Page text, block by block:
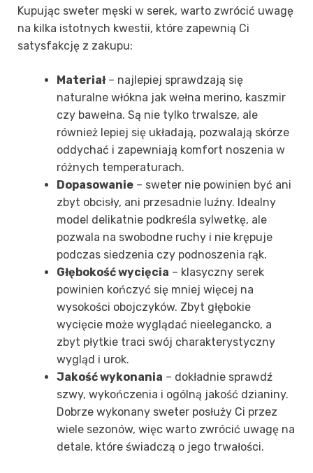
Kupując sweter męski w serek, warto zwrócić uwagę
na kilka istotnych kwestii, które zapewnią Ci
satysfakcję z zakupu:
Materiał– najlepiej sprawdzają się
naturalne włókna jak wełna merino, kaszmir
czy bawełna. Są nie tylko trwalsze, ale
również lepiej się układają, pozwalają skórze
oddychać i zapewniają komfort noszenia w
różnych temperaturach.
Dopasowanie – sweter nie powinien być ani
zbyt obcisły, ani przesadnie luźny. Idealny
model delikatnie podkreśla sylwetkę, ale
pozwala na swobodne ruchy i nie krępuje
podczas siedzenia czy podnoszenia rąk.
Głębokość wycięcia – klasyczny serek
powinien kończyć się mniej więcej na
wysokości obojczyków. Zbyt głębokie
wycięcie może wyglądać nieelegancko, a
zbyt płytkie traci swój charakterystyczny
wygląd i urok.
Jakość wykonania – dokładnie sprawdź
szwy, wykończenia i ogólną jakość dzianiny.
Dobrze wykonany sweter posłuży Ci przez
wiele sezonów, więc warto zwrócić uwagę na
detale, które świadczą o jego trwałości.